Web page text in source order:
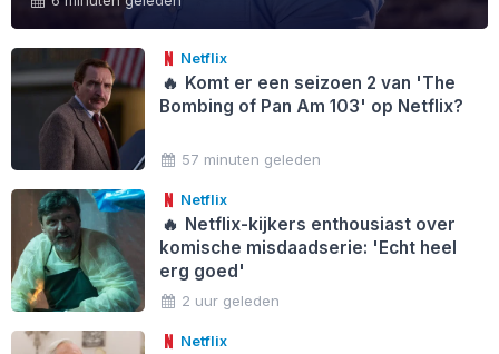
Netflix
🔥 Komt er een seizoen 2 van 'The
Bombing of Pan Am 103' op Netflix?
57 minuten geleden
Netflix
🔥 Netflix-kijkers enthousiast over
komische misdaadserie: 'Echt heel
erg goed'
2 uur geleden
Netflix